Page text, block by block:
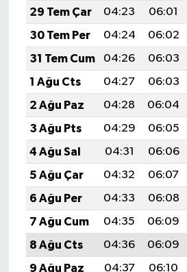
29 Tem Çar
04:23 06:01
30 Tem Per
04:24 06:02
31 Tem Cum
04:26 06:03
1 Ağu Cts
04:27 06:03
2 Ağu Paz
04:28 06:04
3 Ağu Pts
04:29 06:05
4 Ağu Sal
04:31 06:06
5 Ağu Çar
04:32 06:07
6 Ağu Per
04:33 06:08
7 Ağu Cum
04:35 06:09
8 Ağu Cts
04:36 06:09
9 Ağu Paz
04:37 06:10